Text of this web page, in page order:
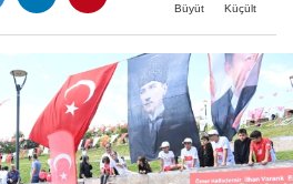
Büyüt Küçült